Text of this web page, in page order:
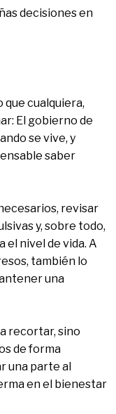
decisiones en
que cualquiera,
El gobierno de
se vive, y
saber
revisar
y, sobre todo,
nivel de vida. A
también lo
una
recortar, sino
de forma
una parte al
en el bienestar